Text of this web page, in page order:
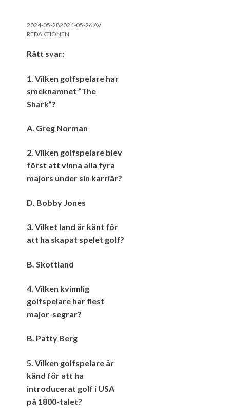
2024-05-282024-05-26AV
REDAKTIONEN
Rätt svar:
1. Vilken golfspelare har
smeknamnet ”The
Shark”?
A. Greg Norman
2. Vilken golfspelare blev
först att vinna alla fyra
majors under sin karriär?
D. Bobby Jones
3. Vilket land är känt för
att ha skapat spelet golf?
B. Skottland
4. Vilken kvinnlig
golfspelare har flest
major-segrar?
B. Patty Berg
5. Vilken golfspelare är
känd för att ha
introducerat golf i USA
på 1800-talet?